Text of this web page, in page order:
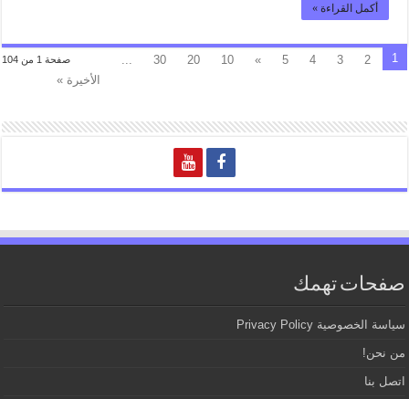
أكمل القراءة »
صفحة 1 من 104 1
2
3
4
5
»
10
20
30
الأخيرة »
صفحات تهمك
سياسة الخصوصية Privacy Policy
من نحن!
اتصل بنا